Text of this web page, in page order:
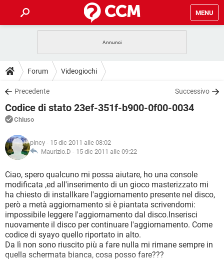
MENU
INTRATTENIMENTO
iOS
INSTAGRAM WHATSAPP
TIKTOK
HARDWARE
GUIDE
COVID-19
iOS
INSTAGRAM
TIKTOK FACEBOOK
DOWNLOAD
COVID-19 GAMING
INTRATTENIMENTO
iOS
INSTAGRAM
TIKTOK FACEBOOK
HARDWARE
FORUM
COVID-19
INTRATTENIMENTO ANDROID
INSTAGRAM WHATSAPP
TIKTOK FACEBOOK
HARDWARE
GLOSSARIO
COVID-19
INTRATTENIMENTO ANDROID
iOS WINDOWS 10
INSTAGRAM WHATSAPP
TIKTOK FACEBOOK
HARDWARE
Forum Videogiochi
Precedente Successivo
Codice di stato 23ef-351f-b900-0f00-0034
Chiuso
pincy - 15 dic 2011 alle 08:02
Maurizio.D - 15 dic 2011 alle 09:22
Ciao, spero qualcuno mi possa aiutare, ho una console
modificata ,ed all'inserimento di un gioco masterizzato mi
ha chiesto di installkare l'aggiornamento presente nel disco,
però a metà aggiornamento si è piantata scrivendomi:
impossibile leggere l'aggiornamento dal disco.Inserisci
nuovamente il disco per continuare l'aggiornamento. Come
codice di syayo quello riportato in alto.
Da lì non sono riuscito più a fare nulla mi rimane sempre in
quella schermata bianca, cosa posso fare???